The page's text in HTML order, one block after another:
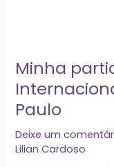
Minha
Paulo
Deixe um
Lilian Cardoso
Livro
de
São